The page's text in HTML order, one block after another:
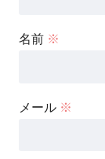
名前 ※
メール ※